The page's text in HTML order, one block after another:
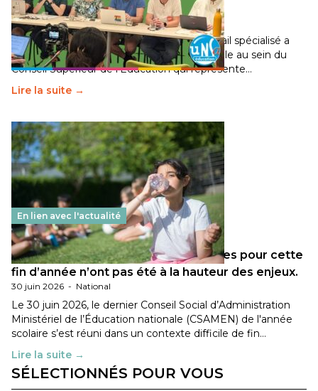
Éducation fait bouger les lignes
30 juin 2026-National
Pendant plusieurs mois, un groupe de travail spécialisé a
travaillé sur la transition écologique de l’Ecole au sein du
Conseil Supérieur de l’Éducation qui représente…
Lire la suite →
En lien avec l'actualité
Les décisions ministérielles attendues pour cette
fin d’année n’ont pas été à la hauteur des enjeux.
30 juin 2026 - National
Le 30 juin 2026, le dernier Conseil Social d’Administration
Ministériel de l’Éducation nationale (CSAMEN) de l'année
scolaire s’est réuni dans un contexte difficile de fin…
Lire la suite →
SÉLECTIONNÉS POUR VOUS